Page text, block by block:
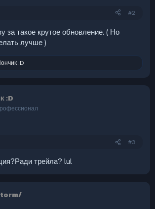
#2
за такое крутое обновление. ( Но
лучше )
:D
:D
#3
трейла? lul